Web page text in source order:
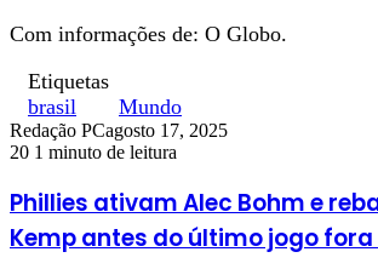
Com informações de: O Globo.
Etiquetas
brasil
Mundo
Redação PCagosto 17, 2025
20 1 minuto de leitura
Phillies ativam Alec Bohm e
Kemp antes do último jogo